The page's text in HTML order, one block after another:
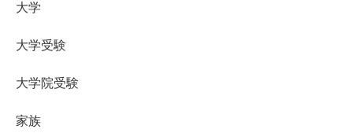
大学
大学受験
大学院受験
家族